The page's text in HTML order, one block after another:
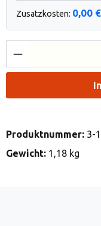
Zusatzkosten: 0,00 €
Produkt
Produktnummer: 3-
Gewicht: 1,18 kg